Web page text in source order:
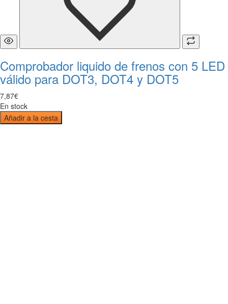
Comprobador liquido de frenos con 5 LED
válido para DOT3, DOT4 y DOT5
7,87€
En stock
Añadir a la cesta